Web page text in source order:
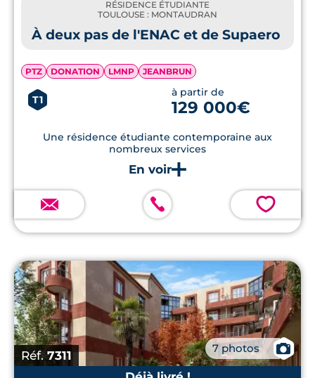
RÉSIDENCE ÉTUDIANTE
TOULOUSE : MONTAUDRAN
À deux pas de l'ENAC et de Supaero
PTZ DONATION LMNP JEANBRUN
T1
à partir de
129 000€
Une résidence étudiante contemporaine aux
nombreux services
💗
Réf.7311 7 photos
📷